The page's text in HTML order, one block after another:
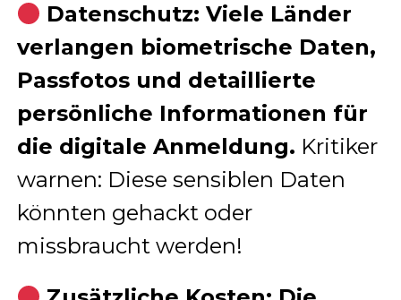
Datenschutz: Viele Länder
verlangen biometrische Daten,
Passfotos und detaillierte
persönliche Informationen für
die digitale Anmeldung. Kritiker
warnen: Diese sensiblen Daten
könnten gehackt oder
missbraucht werden!